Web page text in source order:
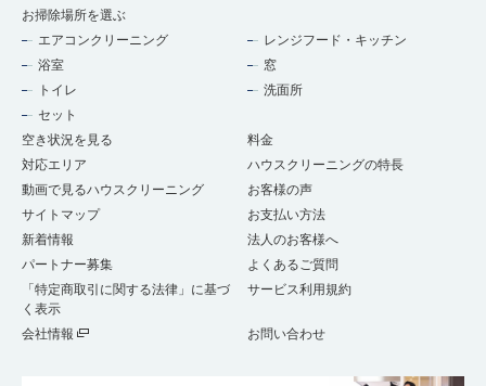
お掃除場所を選ぶ
エアコンクリーニング
レンジフード・キッチン
浴室
窓
トイレ
洗面所
セット
空き状況を見る
料金
対応エリア
ハウスクリーニングの特長
動画で見るハウスクリーニング
お客様の声
サイトマップ
お支払い方法
新着情報
法人のお客様へ
パートナー募集
よくあるご質問
「特定商取引に関する法律」に基づ
く表示
サービス利用規約
会社情報 お問い合わせ